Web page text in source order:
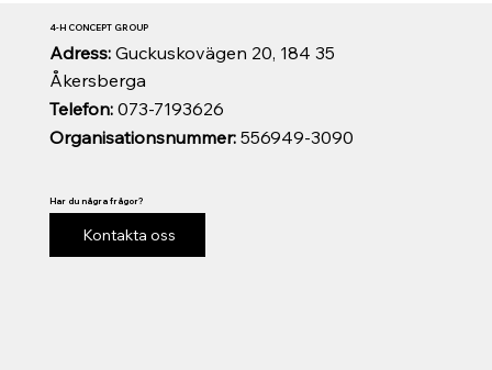
Organisationsnummer:556949-3090
Telefon:073-7193626
Adress: Guckuskovägen 20, 184 35
Åkersberga
4-H CONCEPT GROUP
Har du några frågor?
Kontakta oss